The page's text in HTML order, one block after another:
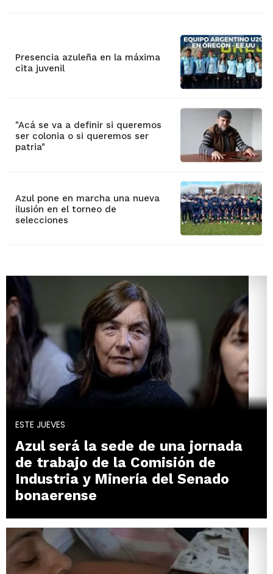
Presencia azuleña en la máxima
cita juvenil
"Acá se va a definir si queremos
ser colonia o si queremos ser
patria"
Azul pone en marcha una nueva
ilusión en el torneo de
selecciones
ESTE JUEVES
Azul será la sede de una jornada
de trabajo de la Comisión de
Industria y Minería del Senado
bonaerense